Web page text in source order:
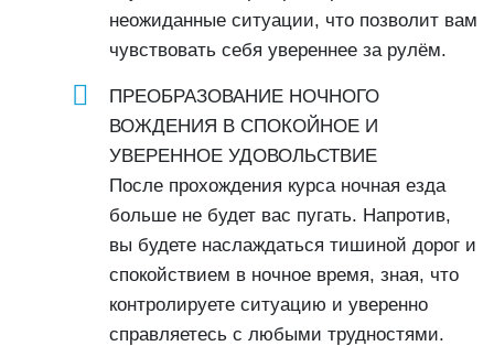
неожиданные ситуации, что позволит вам
чувствовать себя увереннее за рулём.
ПРЕОБРАЗОВАНИЕ НОЧНОГО
ВОЖДЕНИЯ В СПОКОЙНОЕ И
УВЕРЕННОЕ УДОВОЛЬСТВИЕ
После прохождения курса ночная езда
больше не будет вас пугать. Напротив,
вы будете наслаждаться тишиной дорог и
спокойствием в ночное время, зная, что
контролируете ситуацию и уверенно
справляетесь с любыми трудностями.